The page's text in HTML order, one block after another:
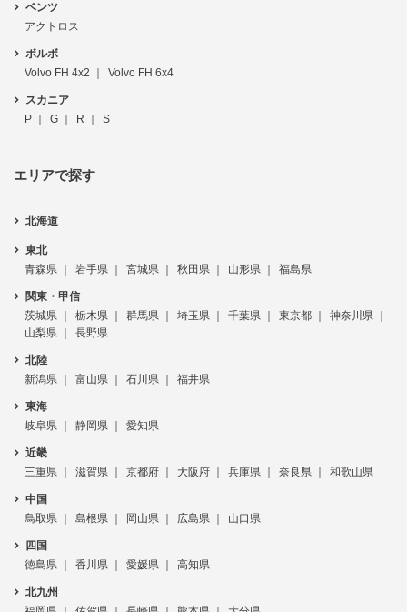
ベンツ
アクトロス
ボルボ
Volvo FH 4x2
Volvo FH 6x4
スカニア
P
G R S
エリアで探す
北海道
東北
青森県
岩手県 宮城県 秋田県 山形県 福島県
関東・甲信
茨城県
栃木県 群馬県 埼玉県 千葉県 東京都
神奈川県
山梨県
長野県
北陸
新潟県
富山県 石川県 福井県
東海
岐阜県
静岡県 愛知県
近畿
三重県
滋賀県 京都府 大阪府 兵庫県 奈良県 和歌山県
中国
鳥取県
島根県 岡山県 広島県 山口県
四国
徳島県
香川県 愛媛県 高知県
北九州